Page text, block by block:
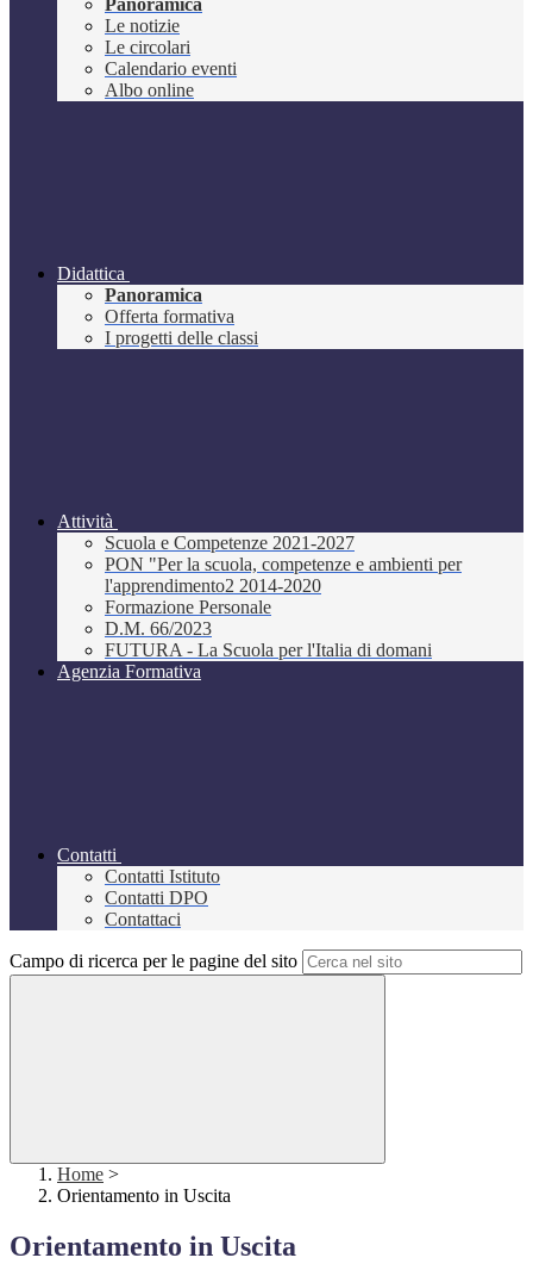
Panoramica
Le notizie
Le circolari
Calendario eventi
Albo online
Didattica
Panoramica
Offerta formativa
I progetti delle classi
Attività
Scuola e Competenze 2021-2027
PON "Per la scuola, competenze e ambienti per
l'apprendimento2 2014-2020
Formazione Personale
D.M. 66/2023
FUTURA - La Scuola per l'Italia di domani
Agenzia Formativa
Contatti
Contatti Istituto
Contatti DPO
Contattaci
Campo di ricerca per le pagine del sito
Home >
Orientamento in Uscita
Orientamento in Uscita